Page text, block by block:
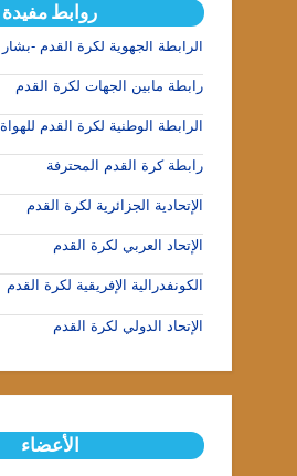
روابط مفيدة
الرابطة الجهوية لكرة القدم -بشار
رابطة مابين الجهات لكرة القدم
الرابطة الوطنية لكرة القدم للهواة
رابطة كرة القدم المحترفة
الإتحادية الجزائرية لكرة القدم
الإتحاد العربي لكرة القدم
الكونفدرالية الإفريقية لكرة القدم
الإتحاد الدولي لكرة القدم
الأعضاء